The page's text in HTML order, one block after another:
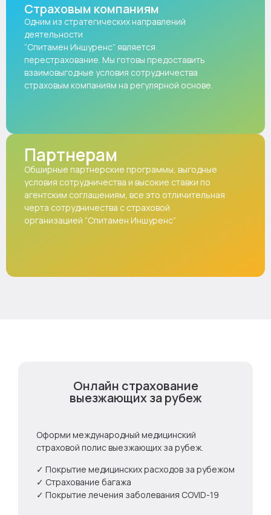
Страховым компаниям
Одним из стратегических направлений
деятельности
“Спитамен Иншуренс” является
перестрахование. Мы готовы предоставить
взаимовыгодные условия сотрудничества
страховым компаниям на регулярной основе.
Партнерам
Обширные партнерские программы, выгодные
условия сотрудничества и высокие ставки по
агентским соглашениям, все это отличительная
черта сотрудничества с страховой
организацией “Спитамен Иншуренс”
Онлайн страхование
выезжающих за рубеж
Оформи международный медицинский
страховой полис выезжающих за рубеж.
✓ Покрытие медицинских расходов за рубежом
✓ Страхование багажа
✓ Покрытие лечения заболевания COVID-19